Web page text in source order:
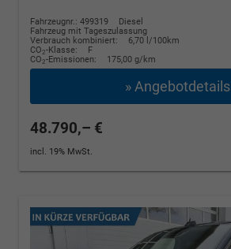
Fahrzeugnr.: 499319
Diesel
Fahrzeug mit Tageszulassung
Verbrauch kombiniert:
6,70 l/100km
CO2-Klasse:
F
CO2-Emissionen: 175,00 g/km
» Angebotdetails
48.790,– €
incl. 19% MwSt.